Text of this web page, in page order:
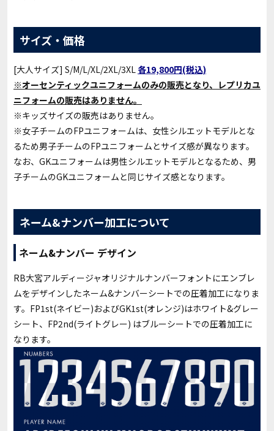
サイズ・価格
[大人サイズ] S/M/L/XL/2XL/3XL 各19,800円(税込)
※オーセンティックユニフォームのみの販売となり、レプリカユ
ニフォームの販売はありません。
※キッズサイズの販売はありません。
※女子チームのFPユニフォームは、女性シルエットモデルとな
るため男子チームのFPユニフォームとサイズ感が異なります。
なお、GKユニフォームは男性シルエットモデルとなるため、男
子チームのGKユニフォームと同じサイズ感となります。
ネーム&ナンバー加工について
ネーム&ナンバー デザイン
RB大宮アルディージャオリジナルナンバーフォントにエンブレ
ムをデザインしたネーム&ナンバーシートでの圧着加工になりま
す。FP1st(ネイビー)およびGK1st(オレンジ)はホワイト&グレー
シート、FP2nd(ライトグレー) はブルーシートでの圧着加工に
なります。